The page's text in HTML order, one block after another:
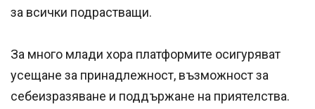
за всички подрастващи.
За много млади хора платформите осигуряват
усещане за принадлежност, възможност за
себеизразяване и поддържане на приятелства.